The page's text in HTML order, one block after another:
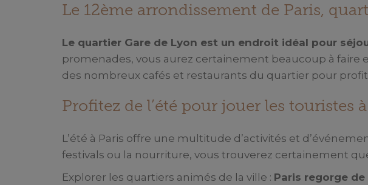
Le 12ème arrondissement de Paris,
Le quartier Gare de Lyon est un endroit idéal pour
promenades, vous aurez certainement beaucoup à faire
des nombreux cafés et restaurants du quartier pour
Profitez de l’été pour jouer les touristes
L’été à Paris offre une multitude d’activités et
festivals ou la nourriture, vous trouverez certainement
Explorer les quartiers animés de la ville : Paris regorge